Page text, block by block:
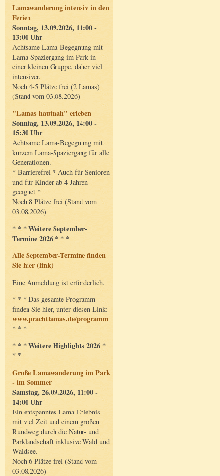
Lamawanderung intensiv in den
Ferien
Sonntag, 13.09.2026, 11:00 -
13:00 Uhr
Achtsame Lama-Begegnung mit
Lama-Spaziergang im Park in
einer kleinen Gruppe, daher viel
intensiver.
Noch 4-5 Plätze frei (2 Lamas)
(Stand vom 03.08.2026)
"Lamas hautnah" erleben
Sonntag, 13.09.2026, 14:00 -
15:30 Uhr
Achtsame Lama-Begegnung mit
kurzem Lama-Spaziergang für alle
Generationen.
* Barrierefrei * Auch für Senioren
und für Kinder ab 4 Jahren
geeignet *
Noch 8 Plätze frei (Stand vom
03.08.2026)
* * * Weitere September-
Termine 2026 * * *
Alle September-Termine finden
Sie hier (link)
Eine Anmeldung ist erforderlich.
* * * Das gesamte Programm
finden Sie hier, unter diesen Link:
www.prachtlamas.de/programm
* * *
* * * Weitere Highlights 2026 *
* *
Große Lamawanderung im Park
- im Sommer
Samstag, 26.09.2026, 11:00 -
14:00 Uhr
Ein entspanntes Lama-Erlebnis
mit viel Zeit und einem großen
Rundweg durch die Natur- und
Parklandschaft inklusive Wald und
Waldsee.
Noch 6 Plätze frei (Stand vom
03.08.2026)